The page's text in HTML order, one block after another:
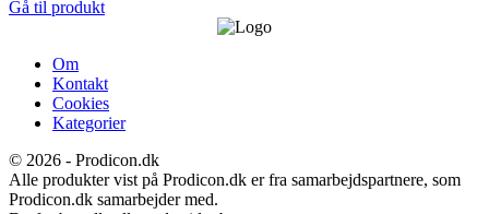
Gå til produkt
Om
Kontakt
Cookies
Kategorier
© 2026 - Prodicon.dk
Alle produkter vist på Prodicon.dk er fra samarbejdspartnere, som
Prodicon.dk samarbejder med.